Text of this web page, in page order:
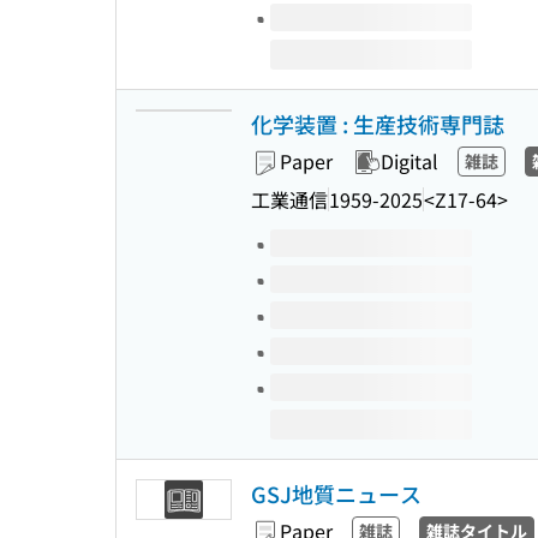
化学装置 : 生産技術専門誌
Paper Digital 雑誌
工業通信1959-2025<Z17-64>
Volumes of this title
GSJ地質ニュース
Paper 雑誌 雑誌タイトル